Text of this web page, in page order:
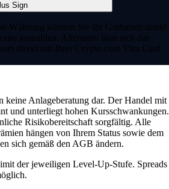
Währung können Sie Ihr Guthaben direkt
auszahlen. Alternativ lässt sich das
direkt mit Ihrer Crypto.com Visa Card
keine Anlageberatung dar. Der Handel mit
und unterliegt hohen Kursschwankungen.
Risikobereitschaft sorgfältig. Alle
hängen von Ihrem Status sowie dem
sich gemäß den AGB ändern.
der jeweiligen Level-Up-Stufe. Spreads